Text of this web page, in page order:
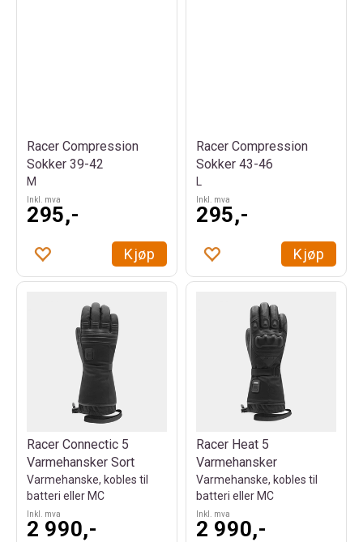
Racer Compression
Sokker 39-42
M
Inkl. mva
295,-
Kjøp
Racer Compression
Sokker 43-46
L
Inkl. mva
295,-
Kjøp
Racer Connectic 5
Varmehansker Sort
Varmehanske, kobles til
batteri eller MC
Inkl. mva
2 990,-
Racer Heat 5
Varmehansker
Varmehanske, kobles til
batteri eller MC
Inkl. mva
2 990,-